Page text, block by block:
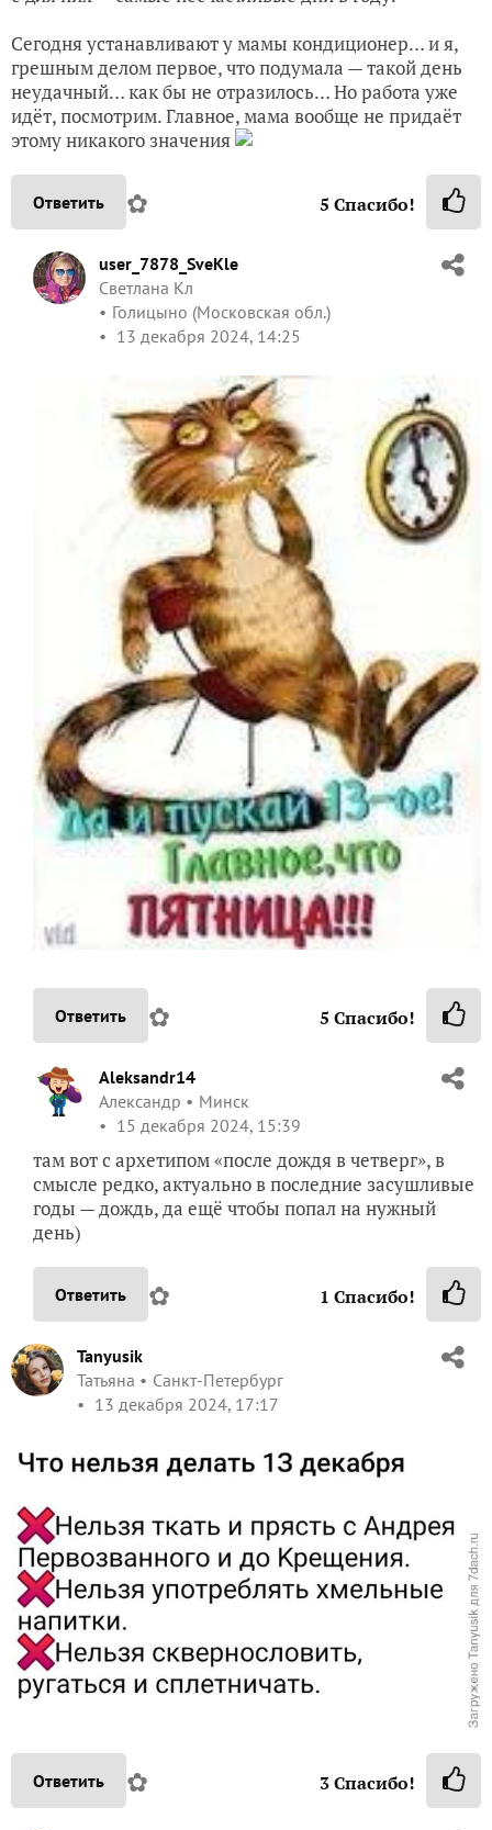
Сегодня устанавливают у мамы кондиционер… и я,
грешным делом первое, что подумала — такой день
неудачный… как бы не отразилось… Но работа уже
идёт, посмотрим. Главное, мама вообще не придаёт
этому никакого значения
Ответить ✿ 5 Спасибо!
user_7878_SveKle
Светлана Кл
Голицыно (Московская обл.)
13 декабря 2024, 14:25
Ответить ✿ 5 Спасибо!
Aleksandr14
Александр
Минск
15 декабря 2024, 15:39
там вот с архетипом «после дождя в четверг», в
смысле редко, актуально в последние засушливые
годы — дождь, да ещё чтобы попал на нужный
день)
Ответить ✿ 1 Спасибо!
Tanyusik
Татьяна
Санкт-Петербург
13 декабря 2024, 17:17
Ответить ✿ 3Спасибо!